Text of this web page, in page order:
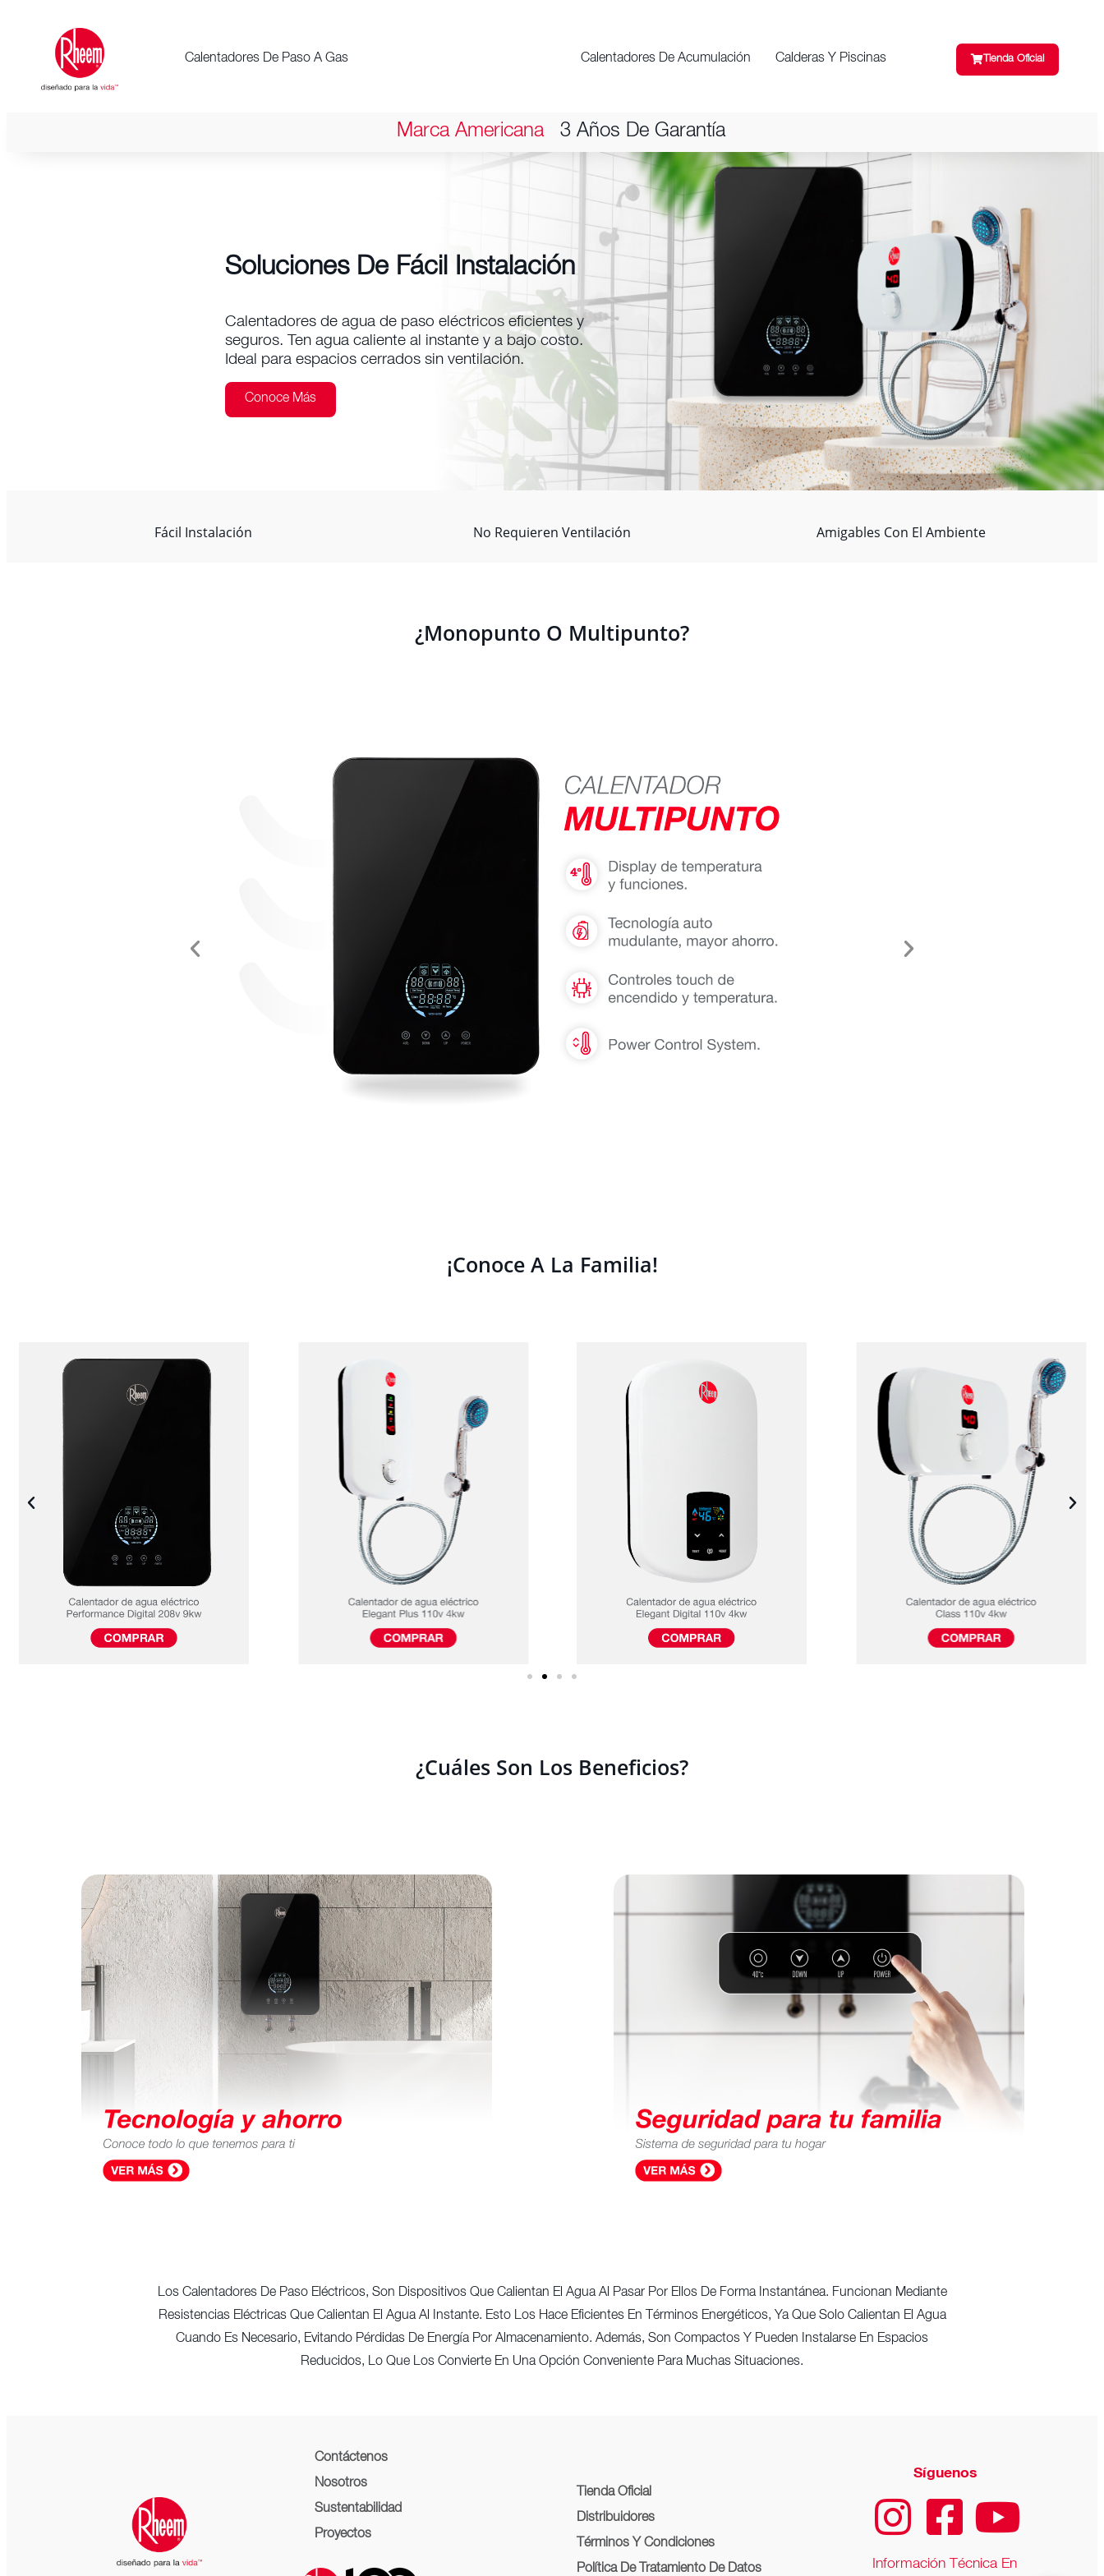
Calentadores De Paso A Gas Calentadores De Acumulación Calderas Y Piscinas Tienda Oficial
Marca Americana 3 Años De Garantía
Soluciones De Fácil Instalación
Calentadores de agua de paso eléctricos eficientes y
seguros. Ten agua caliente al instante y a bajo costo.
Ideal para espacios cerrados sin ventilación.
Conoce Más
Fácil Instalación No Requieren Ventilación Amigables Con El Ambiente
¿Monopunto O Multipunto?
¡Conoce A La Familia!
¿Cuáles Son Los Beneficios?
Los Calentadores De Paso Eléctricos, Son Dispositivos Que Calientan El Agua Al Pasar Por Ellos De Forma Instantánea. Funcionan Mediante
Resistencias Eléctricas Que Calientan El Agua Al Instante. Esto Los Hace Eficientes En Términos Energéticos, Ya Que Solo Calientan El Agua
Cuando Es Necesario, Evitando Pérdidas De Energía Por Almacenamiento. Además, Son Compactos Y Pueden Instalarse En Espacios
Reducidos, Lo Que Los Convierte En Una Opción Conveniente Para Muchas Situaciones.
Contáctenos
Nosotros
Sustentabilidad
Proyectos
Tienda Oficial
Distribuidores
Términos Y Condiciones
Política De Tratamiento De Datos
Síguenos
Información Técnica En